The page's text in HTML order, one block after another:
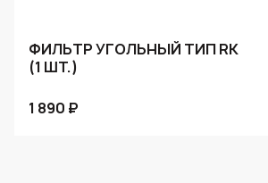
ФИЛЬТР УГОЛЬНЫЙ ТИП RK
(1 ШТ.)
1 890 ₽